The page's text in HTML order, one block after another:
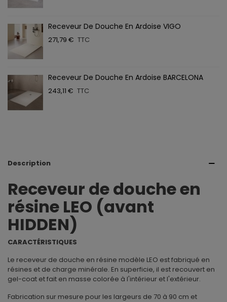
Receveur De Douche En Ardoise VIGO
271,79 € TTC
Receveur De Douche En Ardoise BARCELONA
243,11 € TTC
Description
Receveur de douche en
résine LEO (avant
HIDDEN)
CARACTÉRISTIQUES
Le receveur de douche en résine modèle LEO est fabriqué en
résines et de charge minérale. En superficie, il est recouvert en
gel-coat et fait en masse colorée à l'intérieur et l'extérieur.
Fabrication sur mesure pour les largeurs de 70 à 90 cm et